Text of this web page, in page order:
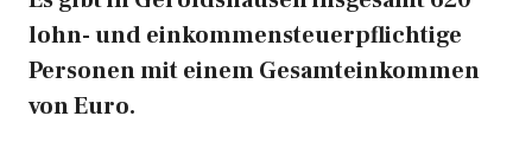
lohn- und einkommensteuerpflichtige
Personen mit einem Gesamteinkommen
von Euro.